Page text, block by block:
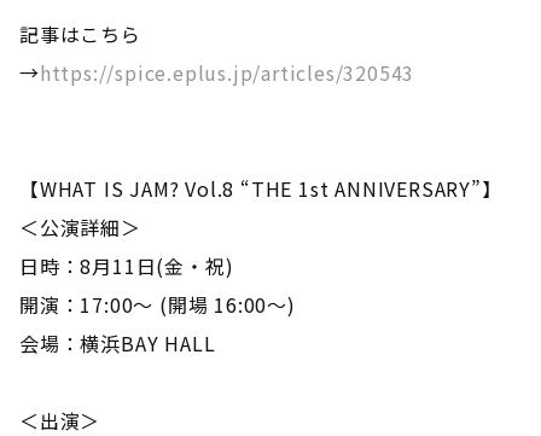
記事はこちら
→https://spice.eplus.jp/articles/320543
【WHAT IS JAM? Vol.8 “THE 1st ANNIVERSARY”】
＜公演詳細＞
日時：8月11日(金・祝)
開演：17:00～ (開場 16:00～)
会場：横浜BAY HALL
＜出演＞